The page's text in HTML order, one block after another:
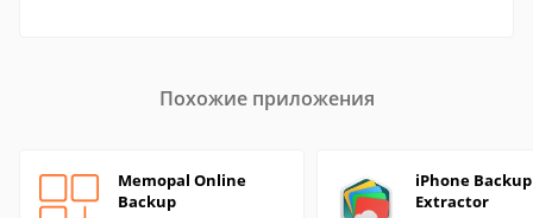
Похожие приложения
Memopal Online
Backup
iPhone Backup
Extractor